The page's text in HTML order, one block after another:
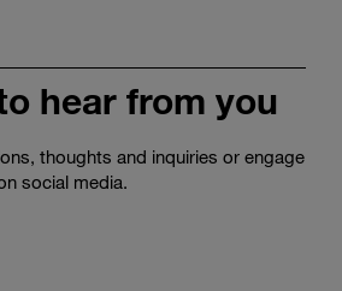
hear from you
thoughts and inquiries or engage
social media.